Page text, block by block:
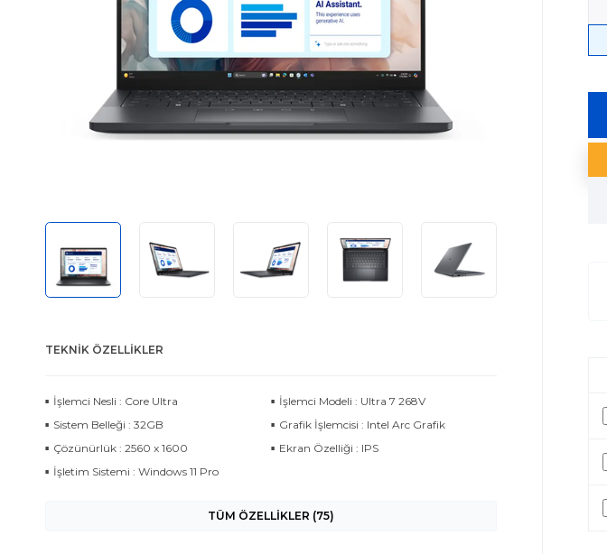
TEKNIK ÖZELLIKLER
İşlemci Nesli : Core Ultra
İşlemci Modeli : Ultra 7 268V
Sistem Belleği : 32GB
Grafik İşlemcisi : Intel Arc Grafik
Çözünürlük : 2560 x 1600
Ekran Özelliği : IPS
İşletim Sistemi : Windows 11 Pro
TÜM ÖZELLİKLER (75)